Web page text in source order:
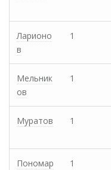
Ларионо
в
1
Мельник
ов
1
Муратов 1
Пономар
1